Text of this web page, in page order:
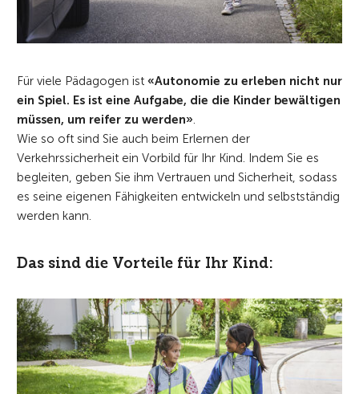
Für viele Pädagogen ist «Autonomie zu erleben nicht nur
ein Spiel. Es ist eine Aufgabe, die die Kinder bewältigen
müssen, um reifer zu werden».
Wie so oft sind Sie auch beim Erlernen der
Verkehrssicherheit ein Vorbild für Ihr Kind. Indem Sie es
begleiten, geben Sie ihm Vertrauen und Sicherheit, sodass
es seine eigenen Fähigkeiten entwickeln und selbstständig
werden kann.
Das sind die Vorteile für Ihr Kind: